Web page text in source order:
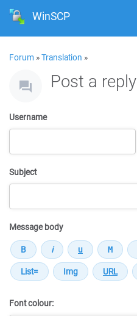
WinSCP
Forum »Translation »
Post a reply
Username
Subject
Message body
Font colour: